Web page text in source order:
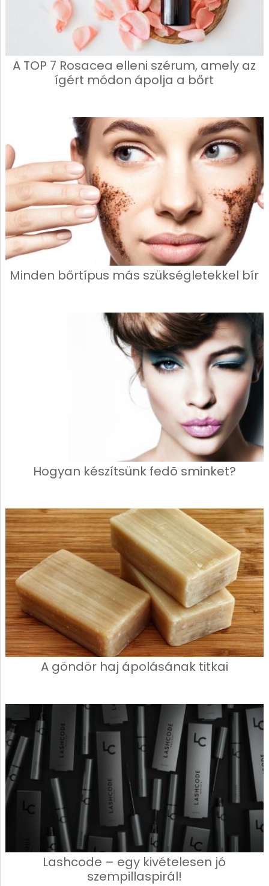
A TOP 7 Rosacea elleni szérum, amely az
ígért módon ápolja a bőrt
Minden bőrtípus más szükségletekkel bír
Hogyan készítsünk fedõ sminket?
A göndör haj ápolásának titkai
Lashcode – egy kivételesen jó
szempillaspirál!